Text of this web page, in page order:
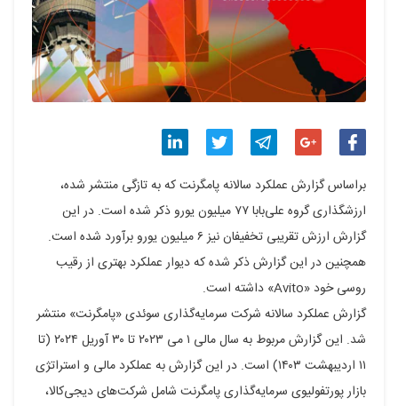
اشتراک
گذاری
در
فیسبوک
گذاری
در
گوگل
پلاس
گذاری
در
تلگرام
اشتراک
گذاری
در
توییتر
گذاری
در
لینکدین
براساس گزارش عملکرد سالانه پامگرنت که به تازگی منتشر شده،
ارزشگذاری گروه علی‌بابا ۷۷ میلیون یورو ذکر شده است. در این
گزارش ارزش تقریبی تخفیفان نیز ۶ میلیون یورو برآورد شده است.
همچنین در این گزارش ذکر شده که دیوار عملکرد بهتری از رقیب
روسی خود «Avito» داشته است.
گزارش عملکرد سالانه شرکت سرمایه‌گذاری سوئدی «پامگرنت» منتشر
شد. این گزارش مربوط به سال مالی ۱ می ۲۰۲۳ تا ۳۰ آوریل ۲۰۲۴ (تا
۱۱ اردیبهشت ۱۴۰۳) است. در این گزارش به عملکرد مالی و استراتژی
بازار پورتفولیوی سرمایه‌گذاری پامگرنت شامل شرکت‌های دیجی‌کالا،